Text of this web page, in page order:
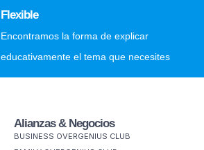
Flexible
Encontramos la forma de explicar
educativamente el tema que necesites
Alianzas & Negocios
BUSINESS OVERGENIUS CLUB